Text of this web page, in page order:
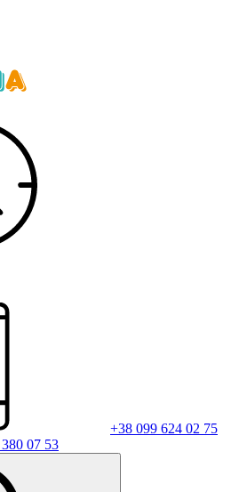
+38 099 624 02 75
07 53